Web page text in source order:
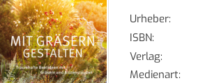
Urheber:
ISBN:
Verlag:
Medienart: